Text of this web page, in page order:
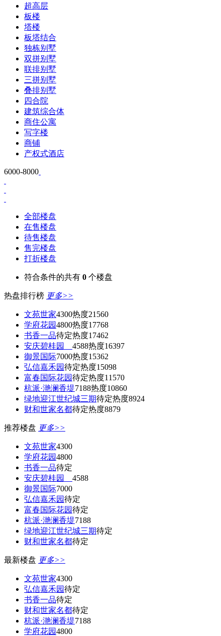
超高层
板楼
塔楼
板塔结合
独栋别墅
双拼别墅
联排别墅
三拼别墅
叠排别墅
四合院
建筑综合体
商住公寓
写字楼
商铺
产权式酒店
6000-8000
全部楼盘
在售楼盘
待售楼盘
售完楼盘
打折楼盘
符合条件的共有 0 个楼盘
热盘排行榜 更多>>
文苑世家4300热度21560
学府花园4800热度17768
书香一品待定热度17462
安庆碧桂园 4588热度16397
御景国际7000热度15362
弘信嘉禾园待定热度15098
富春国际花园待定热度11570
杭派·滟澜香堤7188热度10860
绿地迎江世纪城三期待定热度8924
财和世家名都待定热度8879
推荐楼盘 更多>>
文苑世家4300
学府花园4800
书香一品待定
安庆碧桂园 4588
御景国际7000
弘信嘉禾园待定
富春国际花园待定
杭派·滟澜香堤7188
绿地迎江世纪城三期待定
财和世家名都待定
最新楼盘 更多>>
文苑世家4300
弘信嘉禾园待定
书香一品待定
财和世家名都待定
杭派·滟澜香堤7188
学府花园4800